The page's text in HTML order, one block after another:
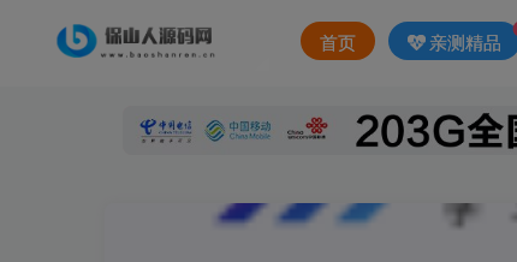
首页 亲测精品